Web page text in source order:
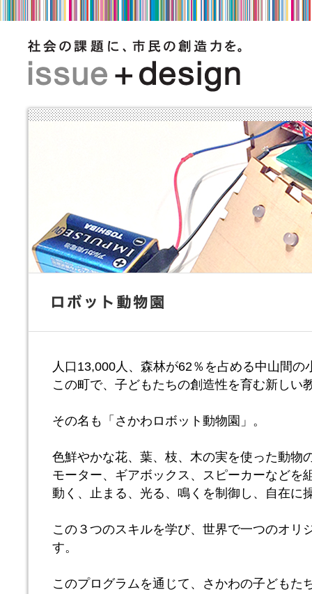
人口13,000人、森林が62％を占める中山間の
この町で、子どもたちの創造性を育む新しい
その名も「さかわロボット動物園」。
色鮮やかな花、葉、枝、木の実を使った動物
モーター、ギアボックス、スピーカーなどを
動く、止まる、光る、鳴くを制御し、自在に
この３つのスキルを学び、世界で一つのオリ
す。
このプログラムを通じて、さかわの子どもた